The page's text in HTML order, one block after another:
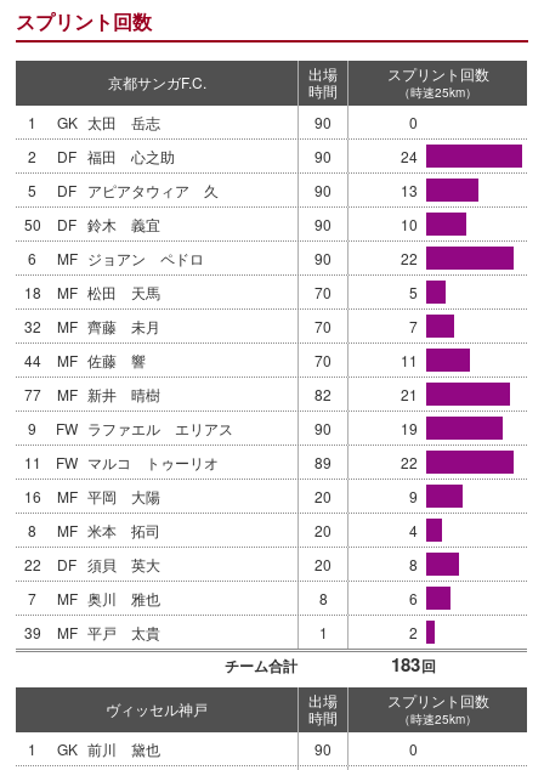
スプリント回数
京都サンガF.C.
出場
時間
スプリント回数
（時速25km）
1 GK 太田 岳志 90
0
2
DF 福田 心之助 90
24
5
DF アピアタウィア 久 90
13
50
DF 鈴木 義宜 90
10
6
MF ジョアン ペドロ 90
22
18
MF 松田 天馬 70
5
32
MF 齊藤 未月 70
7
44
MF 佐藤 響 70
11
77
MF 新井 晴樹 82
21
9
FW ラファエル エリアス 90
19
11
FW マルコ トゥーリオ 89
22
16
MF 平岡 大陽 20
9
8
MF 米本 拓司 20
4
22
DF 須貝 英大 20
8
7
MF 奥川 雅也 8
6
39
MF 平戸 太貴 1 2
チーム合計 183回
ヴィッセル神戸
出場
時間
スプリント回数
（時速25km）
1 GK 前川 黛也 90
0